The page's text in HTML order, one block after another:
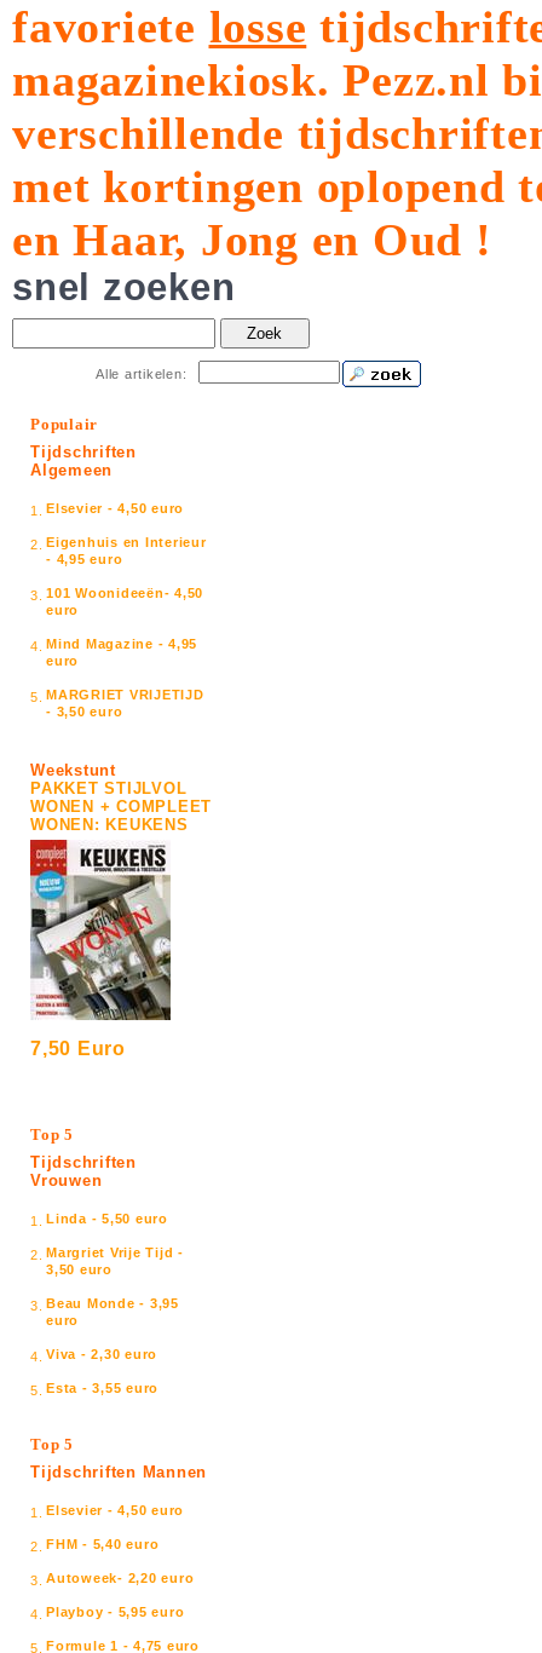
favoriete losse
magazinekiosk.Pezz.nl
verschillende
met kortingen oplopend
en Haar, Jong en Oud !
snel zoeken
Zoek
Alle artikelen:
Populair
Tijdschriften
Algemeen
1. Elsevier - 4,50 euro
2. Eigenhuis en Interieur
- 4,95 euro
3. 101 Woonideeën- 4,50
euro
4. Mind Magazine - 4,95
euro
5. MARGRIET VRIJETIJD
- 3,50 euro
Weekstunt
PAKKET STIJLVOL
WONEN + COMPLEET
WONEN: KEUKENS
7,50 Euro
Top 5
Tijdschriften
Vrouwen
1. Linda - 5,50 euro
2. Margriet Vrije Tijd -
3,50 euro
3. Beau Monde - 3,95
euro
4. Viva - 2,30 euro
5. Esta - 3,55 euro
Top 5
Tijdschriften Mannen
1. Elsevier - 4,50 euro
2. FHM - 5,40 euro
3. Autoweek- 2,20 euro
4. Playboy - 5,95 euro
5. Formule 1 - 4,75 euro